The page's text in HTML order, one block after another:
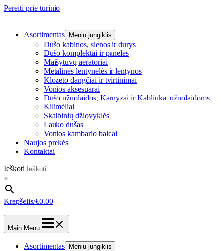
Pereiti prie turinio
Asortimentas Meniu jungiklis
Dušo kabinos, sienos ir durys
Dušo komplektai ir panelės
Maišytuvų aeratoriai
Metalinės lentynėlės ir lentynos
Klozeto dangčiai ir tvirtinimai
Vonios aksesuarai
Dušo užuolaidos, Karnyzai ir Kabliukai užuolaidoms
Kilimėliai
Skalbinių džiovyklės
Lauko dušas
Vonios kambario baldai
Naujos prekės
Kontaktai
Ieškoti
×
Krepšelis/€0.00
Main Menu
Asortimentas Meniu jungiklis